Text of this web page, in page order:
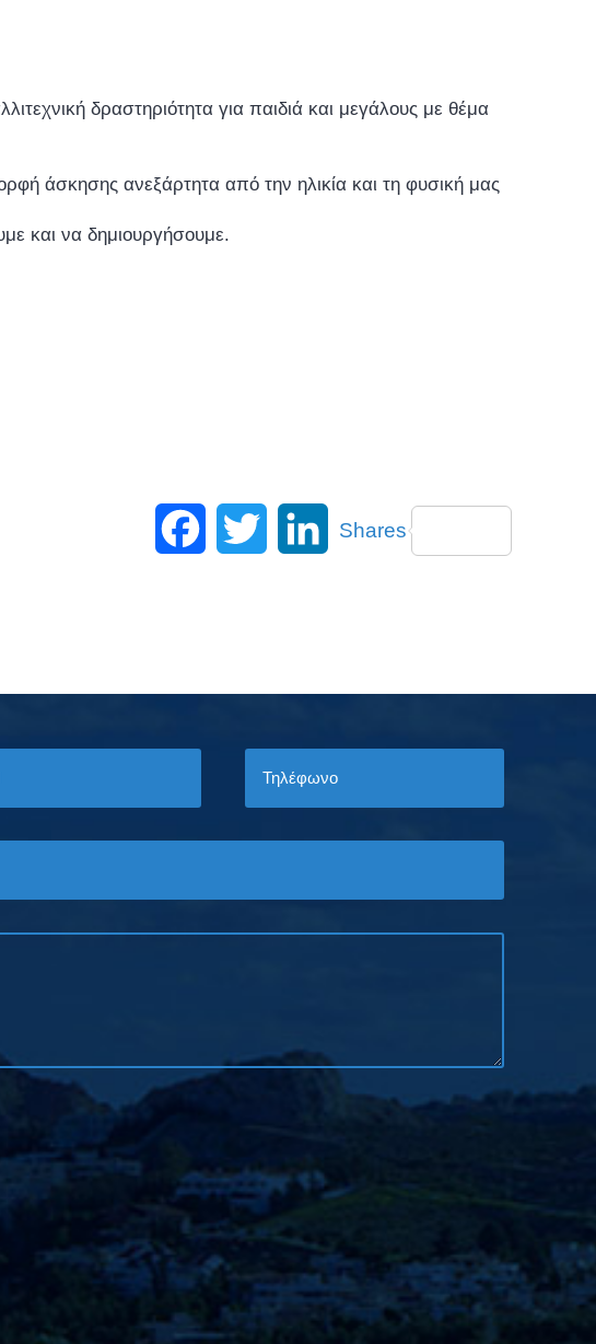
δραστηριότητα για παιδιά και μεγάλους με θέμα
άσκησης ανεξάρτητα από την ηλικία και τη φυσική μας
και να δημιουργήσουμε.
FacebookTwitter
Shares